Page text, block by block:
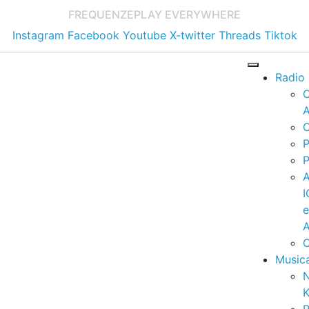
FREQUENZEPLAY EVERYWHERE
Instagram Facebook Youtube X-twitter Threads Tiktok
Radio
e